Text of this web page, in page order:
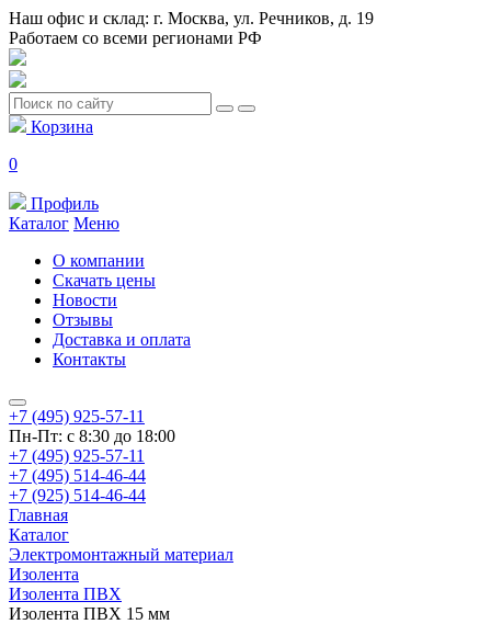
Наш офис и склад: г. Москва, ул. Речников, д. 19
Работаем со всеми регионами РФ
Корзина
0
Профиль
Каталог Меню
О компании
Скачать цены
Новости
Отзывы
Доставка и оплата
Контакты
+7 (495) 925-57-11
Пн-Пт: с 8:30 до 18:00
+7 (495) 925-57-11
+7 (495) 514-46-44
+7 (925) 514-46-44
Главная
Каталог
Электромонтажный материал
Изолента
Изолента ПВХ
Изолента ПВХ 15 мм